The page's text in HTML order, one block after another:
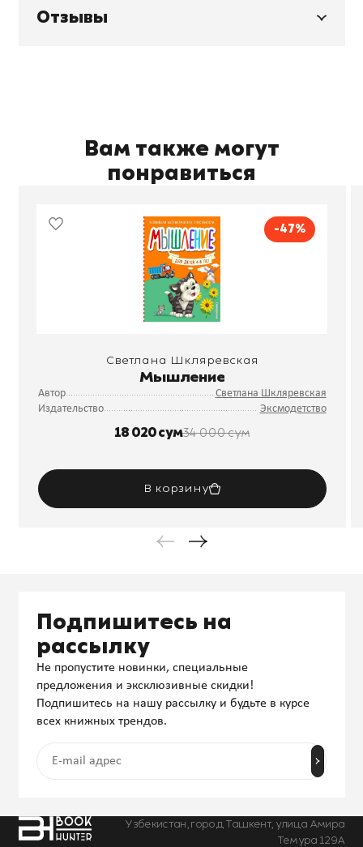
Отзывы
Вам также могут
понравиться
-47%
Светлана Шкляревская
Мышление
Автор
Светлана Шкляревская
Издательство
Эксмодетство
18 020 сум34 000 сум
В корзину
Узбекистан, город Ташкент, улица Амира
Темура 129А
Подпишитесь на
рассылку
Не пропустите новинки, специальные
предложения и эксклюзивные скидки!
Подпишитесь на нашу рассылку и будьте в курсе
всех книжных трендов.